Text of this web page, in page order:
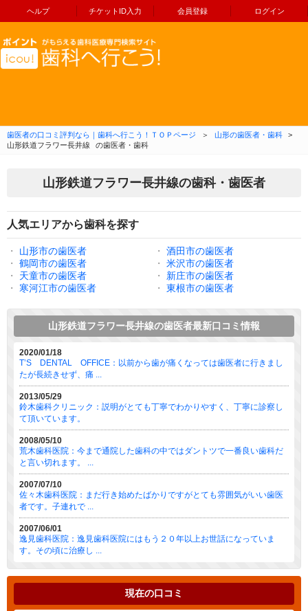
ヘルプ チケットID入力 会員登録 ログイン
コンテンツへ移動
歯医者の口コミ評判なら｜歯科へ行こう！ＴＯＰページ ＞ 山形の歯医者・歯科
>
山形鉄道フラワー長井線
の歯医者・歯科
山形鉄道フラワー長井線の歯科・歯医者
人気エリアから歯科を探す
・ 山形市の歯医者 ・
酒田市の歯医者
・
鶴岡市の歯医者 ・
米沢市の歯医者
・
天童市の歯医者 ・
新庄市の歯医者
・
寒河江市の歯医者 ・ 東根市の歯医者
山形鉄道フラワー長井線の歯医者最新口コミ情報
2020/01/18
T’S DENTAL OFFICE：以前から歯が痛くなっては歯医者に行きまし
たが長続きせず、痛 ...
2013/05/29
鈴木歯科クリニック：説明がとても丁寧でわかりやすく、丁寧に診察し
て頂いています。
2008/05/10
荒木歯科医院：今まで通院した歯科の中ではダントツで一番良い歯科だ
と言い切れます。 ...
2007/07/10
佐々木歯科医院：まだ行き始めたばかりですがとても雰囲気がいい歯医
者です。子連れで ...
2007/06/01
逸見歯科医院：逸見歯科医院にはもう２０年以上お世話になっていま
す。その頃に治療し ...
現在の口コミ